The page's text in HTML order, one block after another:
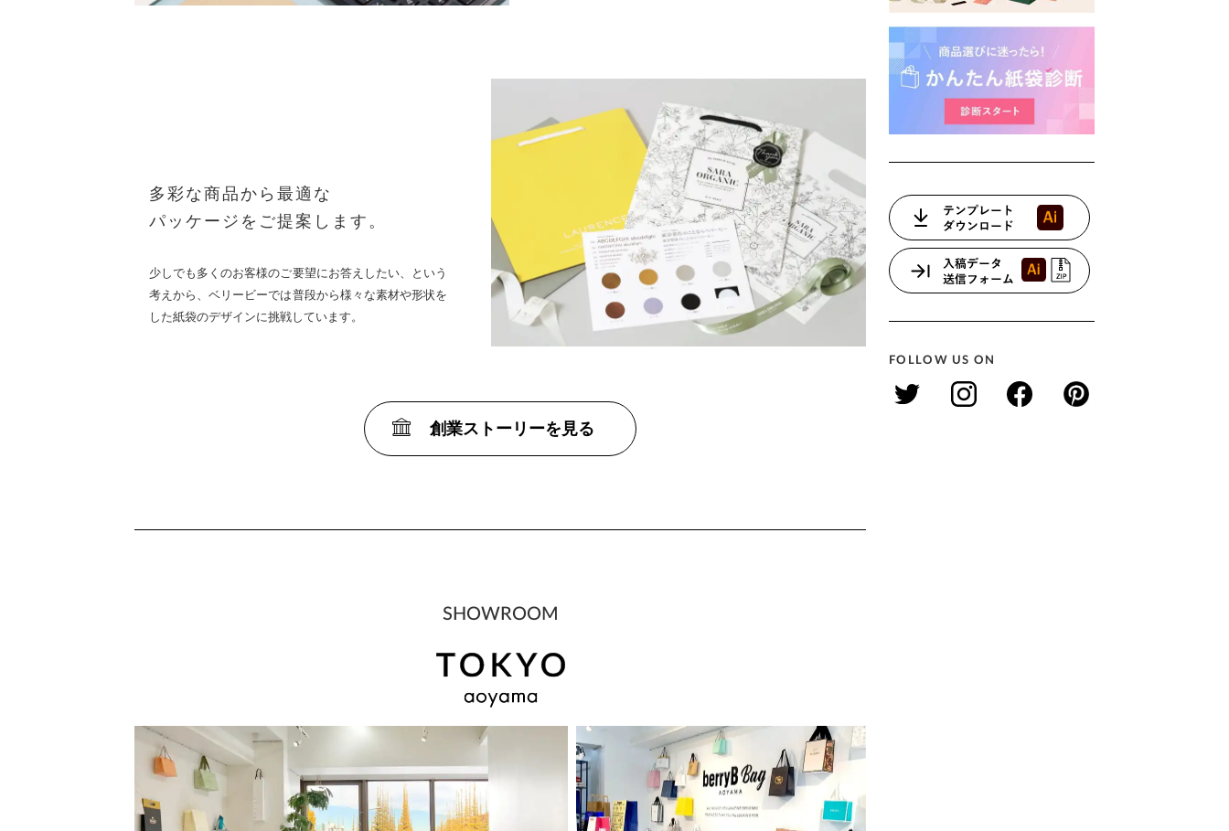
多彩な商品から最適な
パッケージをご提案します。
少しでも多くのお客様のご要望にお答えしたい、という
考えから、ベリービーでは普段から様々な素材や形状を
した紙袋のデザインに挑戦しています。
創業ストーリーを見る
SHOWROOM
FOLLOW US ON